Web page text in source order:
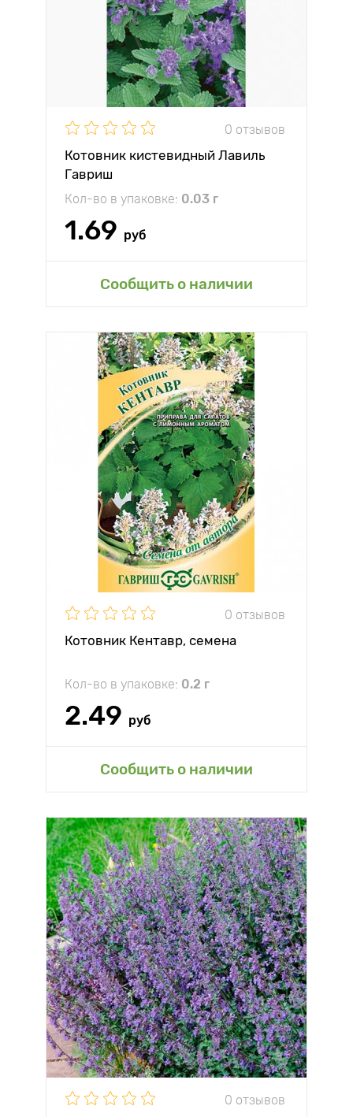
0 отзывов
Котовник кистевидный Лавиль
Гавриш
Кол-во в упаковке: 0.03 г
1.69 руб
Сообщить о наличии
0 отзывов
Котовник Кентавр, семена
Кол-во в упаковке: 0.2 г
2.49 руб
Сообщить о наличии
0 отзывов